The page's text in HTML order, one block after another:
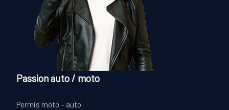
Passion auto / moto
Permis moto – auto